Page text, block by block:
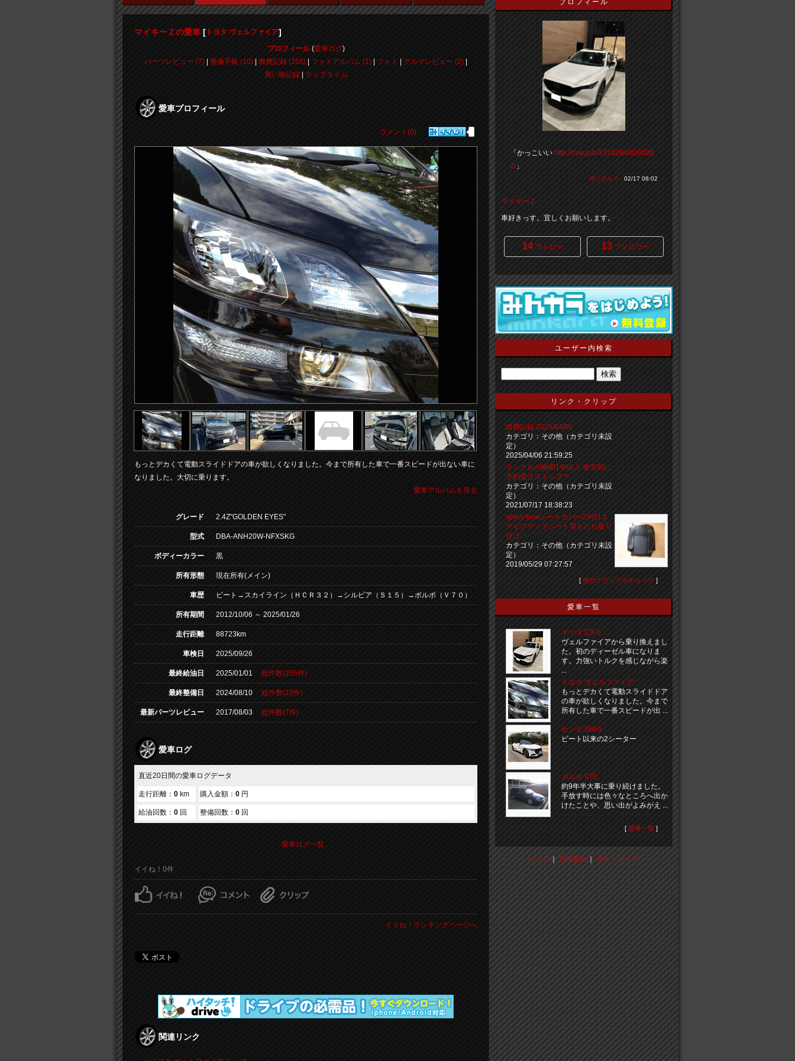
マイキーＺの愛車 [ トヨタ ヴェルファイア]
プロフィール(愛車ログ)
パーツレビュー (7)
整備手帳 (10) 燃費記録 (255) フォトアルバム (1) フォト クルマレビュー (2)
買い物記録| ラップタイム
愛車プロフィール
コメント(0)
もっとデカくて電動スライドドアの車が欲しくなりました。今まで所有した車で一番スピードが出ない車に
なりました。大切に乗ります。
愛車アルバムを見る
グレード 2.4Z"GOLDEN EYES"
型式 DBA-ANH20W-NFXSKG
ボディーカラー 黒
所有形態 現在所有(メイン)
車歴 ビート→スカイライン（ＨＣＲ３２）→シルビア（Ｓ１５）→ボルボ（Ｖ７０）
所有期間 2012/10/06 ～ 2025/01/26
走行距離 88723km
車検日 2025/09/26
最終給油日 2025/01/01 総件数(255件)
最終整備日 2024/08/10 総件数(10件)
最新パーツレビュー 2017/08/03 総件数(7件)
愛車ログ
直近20日間の愛車ログデータ
走行距離： 0 km 購入金額： 0 円
給油回数： 0 回 整備回数： 0 回
愛車ログ一覧
イイね！0件
イイね！ランキングページへ
関連リンク
プロフィール
「かっこいい http://cvw.jp/b/331029/4826520
2/」
何シテル？ 02/17 08:02
マイキーＺ
車好きっす。宜しくお願いします。
14フォロー 13フォロワー
ユーザー内検索
リンク・クリップ
燃費記録 2025/04/06
カテゴリ：その他（カテゴリ未設
定）
2025/04/06 21:59:25
ランクルが納期1年以上 発売前に
予約受注ストップ？
カテゴリ：その他（カテゴリ未設
定）
2021/07/17 18:38:23
spycy tuneシートカバー2列目エ
グゼプティブシート背もたれ取り
付け
カテゴリ：その他（カテゴリ未設
定）
2019/05/29 07:27:57
[ 他のクリップをチェック ]
愛車一覧
マツダ CX-5
ヴェルファイアから乗り換えまし
た。初のディーゼル車になりま
す。力強いトルクを感じながら楽
...
トヨタ ヴェルファイア
もっとデカくて電動スライドドア
の車が欲しくなりました。今まで
所有した車で一番スピードが出 ...
ホンダ S660
ビート以来の2シーター
ボルボ V70
約9年半大事に乗り続けました。
手放す時には色々なところへ出か
けたことや、思い出がよみがえ ...
[ 愛車一覧 ]
ヘルプ｜利用規約｜サイトマップ